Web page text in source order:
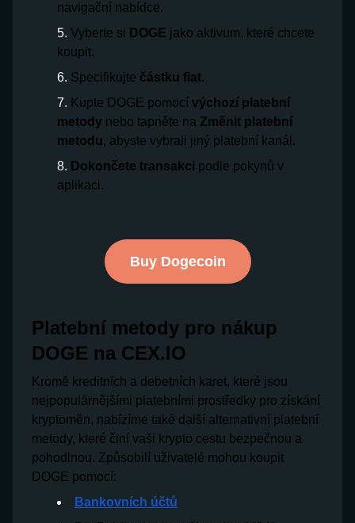
navigační nabídce.
Vyberte si DOGE jako aktivum, které chcete
koupit.
Specifikujte částku fiat.
Kupte DOGE pomocí výchozí platební
metody nebo tapněte na Změnit platební
metodu, abyste vybrali jiný platební kanál.
Dokončete transakci podle pokynů v
aplikaci.
Buy Dogecoin
Platební metody pro nákup
DOGE na CEX.IO
Kromě kreditních a debetních karet, které jsou
nejpopulárnějšími platebními prostředky pro získání
kryptoměn, nabízíme také další alternativní platební
metody, které činí vaši krypto cestu bezpečnou a
pohodlnou. Způsobilí uživatelé mohou koupit
DOGE pomocí:
Bankovních účtů